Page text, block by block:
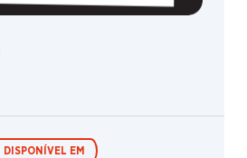
DISPONÍVEL EM